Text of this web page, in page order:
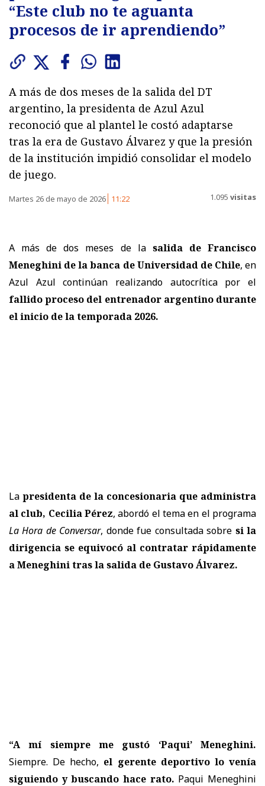
“Este club no te aguanta
procesos de ir aprendiendo”
A más de dos meses de la salida del DT
argentino, la presidenta de Azul Azul
reconoció que al plantel le costó adaptarse
tras la era de Gustavo Álvarez y que la presión
de la institución impidió consolidar el modelo
de juego.
Martes 26 de mayo de 2026 11:22 1.095 visitas
A más de dos meses de la salida deFrancisco
Meneghini de la banca deUniversidad de Chile, en
Azul Azul continúan realizando autocrítica por el
fallido proceso del entrenador argentino durante
el inicio de la temporada 2026.
La presidenta de la concesionaria que administra
al club, Cecilia Pérez, abordó el tema en el programa
La Hora de Conversar, donde fue consultada sobre si la
dirigencia se equivocó al contratar rápidamente
a Meneghini tras la salida de Gustavo Álvarez.
“A mí siempre me gustó ‘Paqui’ Meneghini.
Siempre. De hecho, el gerente deportivo lo venía
siguiendo y buscando hace rato. Paqui Meneghini